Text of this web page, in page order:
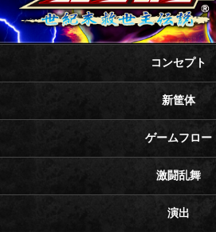
コンセプト
新筐体
ゲームフロー
激闘乱舞
演出